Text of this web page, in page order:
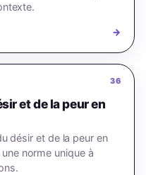
→
36
et de la peur en
désir et de la peur en
norme unique à